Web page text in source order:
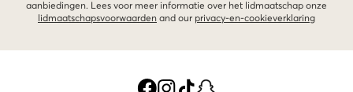
aanbiedingen. Lees voor meer informatie over het lidmaatschap onze
lidmaatschapsvoorwaarden and our privacy-en-cookieverklaring